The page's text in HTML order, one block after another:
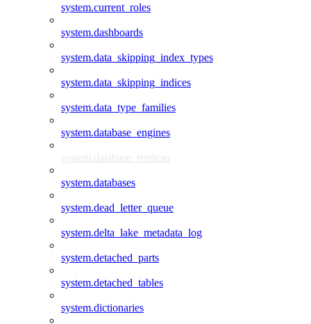
system.current_roles
system.dashboards
system.data_skipping_index_types
system.data_skipping_indices
system.data_type_families
system.database_engines
system.database_replicas
system.databases
system.dead_letter_queue
system.delta_lake_metadata_log
system.detached_parts
system.detached_tables
system.dictionaries